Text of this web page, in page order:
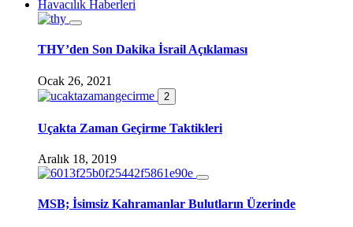
Havacılık Haberleri
THY’den Son Dakika İsrail Açıklaması
Ocak 26, 2021
2
Uçakta Zaman Geçirme Taktikleri
Aralık 18, 2019
MSB; İsimsiz Kahramanlar Bulutların Üzerinde